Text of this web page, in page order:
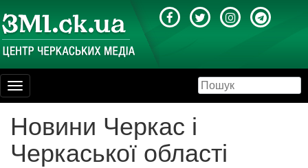
Toggle
navigation
Новини Черкас і
Черкаської області